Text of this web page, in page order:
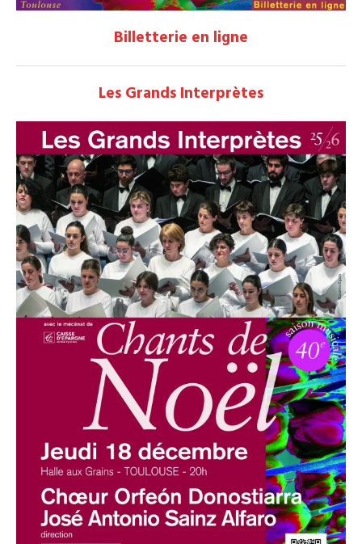
Billetterie en ligne
Les Grands Interprètes